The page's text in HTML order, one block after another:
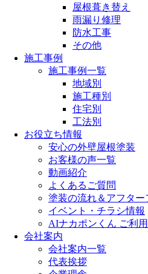
屋根葺き替え
雨漏り修理
防水工事
その他
施工事例
施工事例一覧
地域別
施工種別
住宅別
工法別
お役立ち情報
安心の外壁屋根塗装
お客様の声一覧
動画紹介
よくあるご質問
塗装の流れ＆アフター
イベント・チラシ情報
AIナカポンくん ご利
会社案内
会社案内一覧
代表挨拶